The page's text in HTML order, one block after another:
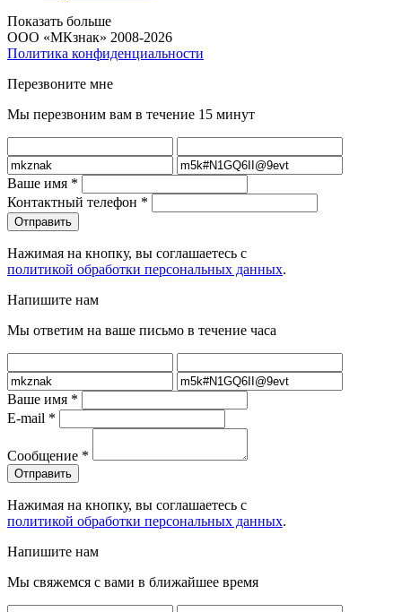
Показать больше
ООО «МКзнак» 2008-2026
Политика конфиденциальности
Перезвоните мне
Мы перезвоним вам в течение 15 минут
Ваше имя *
Контактный телефон *
Нажимая на кнопку, вы соглашаетесь с
политикой обработки персональных данных.
Напишите нам
Мы ответим на ваше письмо в течение часа
Ваше имя *
E-mail *
Сообщение *
Нажимая на кнопку, вы соглашаетесь с
политикой обработки персональных данных.
Напишите нам
Мы свяжемся с вами в ближайшее время